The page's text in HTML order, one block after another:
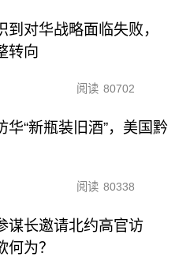
到对华战略面临失败，
转向
阅读 80702
华“新瓶装旧酒”，美国黔
阅读 80338
谋长邀请北约高官访
何为？